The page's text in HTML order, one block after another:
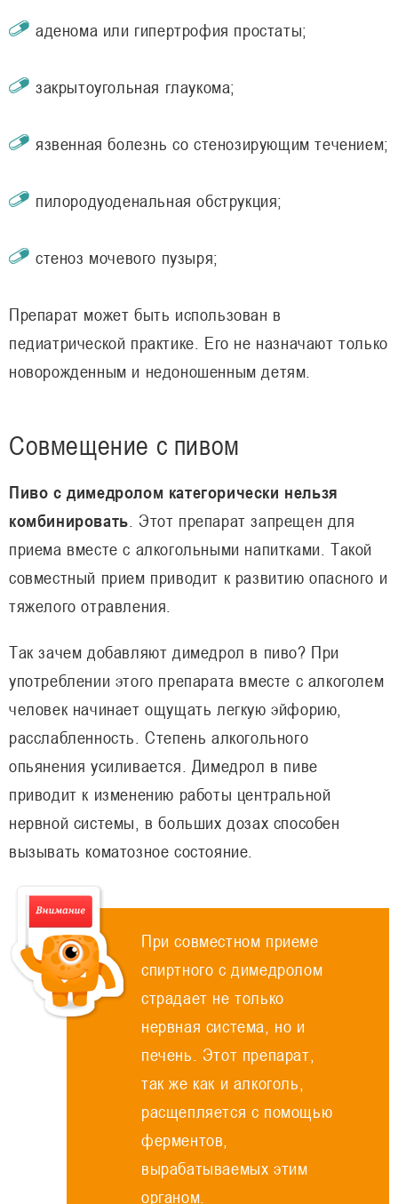
аденома или гипертрофия простаты;
закрытоугольная глаукома;
язвенная болезнь со стенозирующим течением;
пилородуоденальная обструкция;
стеноз мочевого пузыря;
Препарат может быть использован в
педиатрической практике. Его не назначают только
новорожденным и недоношенным детям.
Совмещение с пивом
Пиво с димедролом категорически нельзя
комбинировать . Этот препарат запрещен для
приема вместе с алкогольными напитками. Такой
совместный прием приводит к развитию опасного и
тяжелого отравления.
Так зачем добавляют димедрол в пиво? При
употреблении этого препарата вместе с алкоголем
человек начинает ощущать легкую эйфорию,
расслабленность. Степень алкогольного
опьянения усиливается. Димедрол в пиве
приводит к изменению работы центральной
нервной системы, в больших дозах способен
вызывать коматозное состояние.
При совместном приеме
спиртного с димедролом
страдает не только
нервная система, но и
печень. Этот препарат,
так же как и алкоголь,
расщепляется с помощью
ферментов,
вырабатываемых этим
органом.